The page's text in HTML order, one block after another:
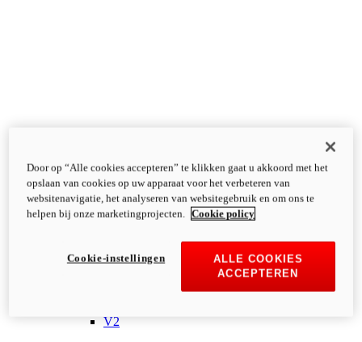
V2
Door op “Alle cookies accepteren” te klikken gaat u akkoord met het
opslaan van cookies op uw apparaat voor het verbeteren van
websitenavigatie, het analyseren van websitegebruik en om ons te
helpen bij onze marketingprojecten.
Cookie policy
ALLE COOKIES
ACCEPTEREN
Cookie-instellingen